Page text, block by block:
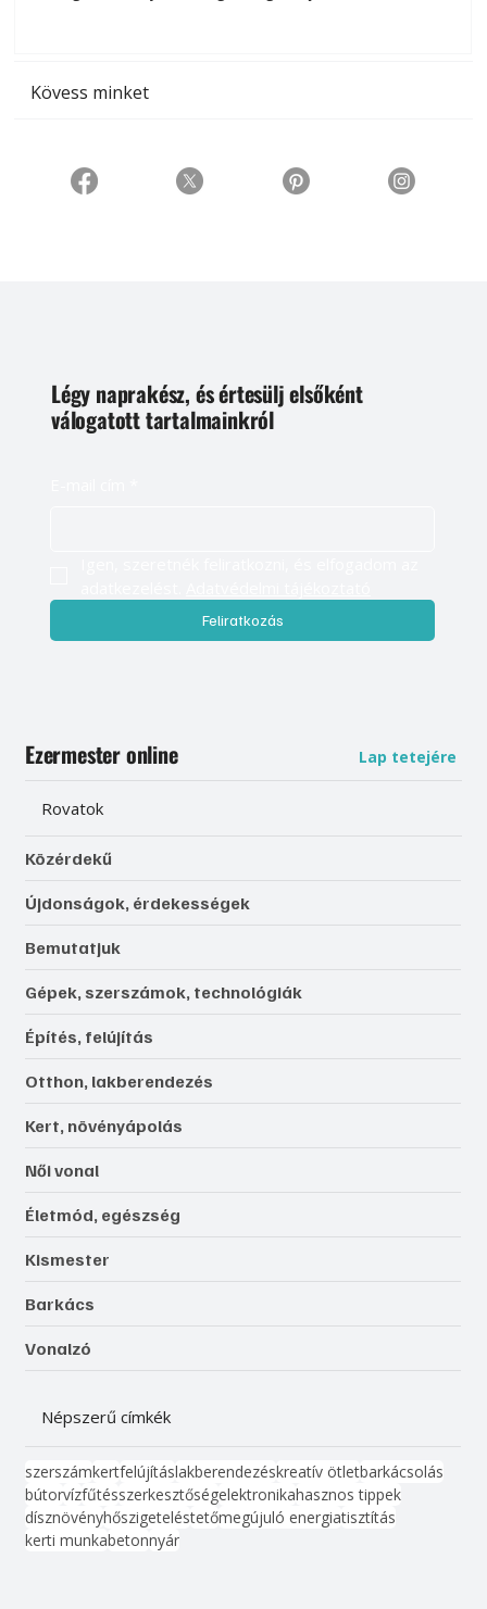
Kövess minket
Légy naprakész, és értesülj elsőként
válogatott tartalmainkról
Feliratkozás
Ezermester online Lap tetejére
Rovatok
Közérdekű
Újdonságok, érdekességek
Bemutatjuk
Gépek, szerszámok, technológiák
Építés, felújítás
Otthon, lakberendezés
Kert, növényápolás
Női vonal
Életmód, egészség
Kismester
Barkács
Vonalzó
Népszerű címkék
szerszámkertfelújításlakberendezéskreatív ötletbarkácsolás
bútorvízfűtésszerkesztőségelektronikahasznos tippek
dísznövényhőszigeteléstetőmegújuló energiatisztítás
kerti munkabetonnyár